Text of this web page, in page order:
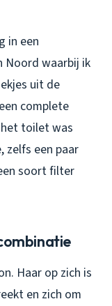
in een
Noord waarbij ik
uit de
complete
toilet was
zelfs een paar
soort filter
Haar op zich is
en zich om